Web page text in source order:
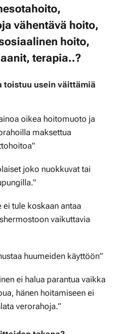
vähentävä hoito,
hoito,
terapia..?
toistuu usein väittämiä
oikea hoitomuoto ja
maksettua
joko nuokkuvat tai
tule koskaan antaa
vaikuttavia
huumeiden käyttöön”
ei halua parantua vaikka
hänen hoitamiseen ei
verorahoja.”